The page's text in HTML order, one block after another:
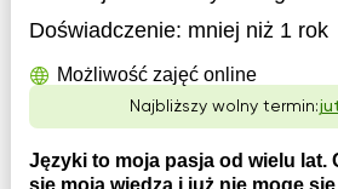
Doświadczenie: mniej niż 1 rok
Możliwość zajęć online
Najbliższy wolny termin:
Języki to moja pasja od wielu lat.
się moją wiedzą i już nie mogę